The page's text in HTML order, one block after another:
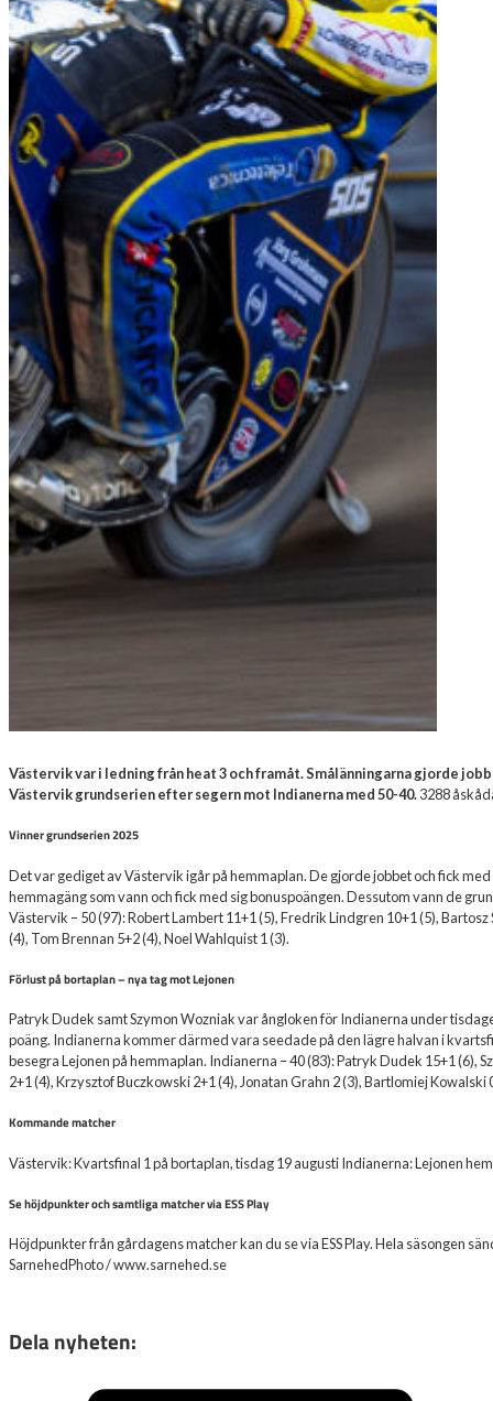
Västervik var i ledning från heat 3 och framåt. Smålänningarna gjorde
Västervik grundserien efter segern mot Indianerna med 50-40.3288
Vinner grundserien 2025
Det var gediget av Västervik igår på hemmaplan. De gjorde jobbet och fick
hemmagäng som vann och fick med sig bonuspoängen. Dessutom vann de
Västervik – 50 (97): Robert Lambert 11+1 (5), Fredrik Lindgren 10+1 (5),
(4), Tom Brennan 5+2 (4), Noel Wahlquist 1 (3).
Förlust på bortaplan – nya tag mot Lejonen
Patryk Dudek samt Szymon Wozniak var ångloken för Indianerna under
poäng. Indianerna kommer därmed vara seedade på den lägre halvan i
besegra Lejonen på hemmaplan. Indianerna – 40 (83): Patryk Dudek 15+1 (6),
2+1 (4), Krzysztof Buczkowski 2+1 (4), Jonatan Grahn 2 (3), Bartlomiej Kowalski
Kommande matcher
Västervik: Kvartsfinal 1 på bortaplan, tisdag 19 augusti Indianerna: Lejonen
Se höjdpunkter och samtliga matcher via ESS Play
Höjdpunkter från gårdagens matcher kan du se via ESS Play. Hela säsongen
SarnehedPhoto / www.sarnehed.se
Dela nyheten: